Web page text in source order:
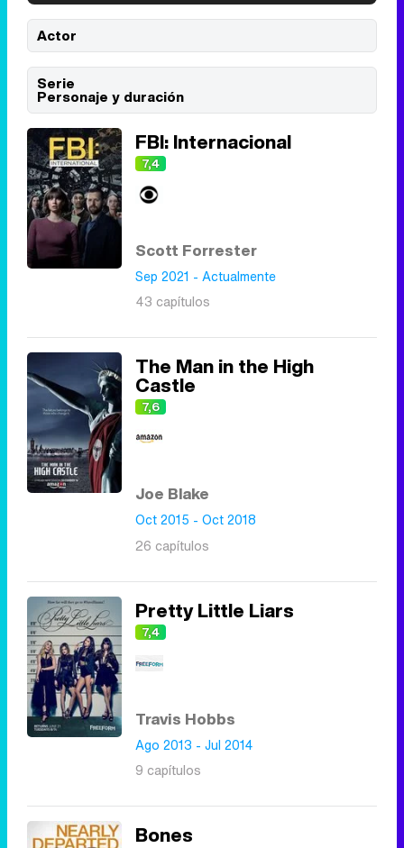
'120 Minutos' celebra sus 2.000 programas en Telemadrid con un vídeo del día a día en la redacción
Tráiler de '33 días', la nueva serie de Atresplayer con Julián Villagrán y José Manuel Poga
Actor
Serie
Personaje y duración
FBI: Internacional
7,4
Scott Forrester
Sep 2021 - Actualmente
43 capítulos
The Man in the High
Castle
7,6
Joe Blake
Oct 2015 - Oct 2018
26 capítulos
Pretty Little Liars
7,4
Travis Hobbs
Ago 2013 - Jul 2014
9 capítulos
Bones